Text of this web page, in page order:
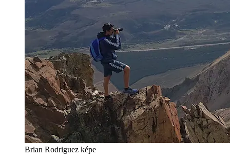
Brian Rodriguez képe